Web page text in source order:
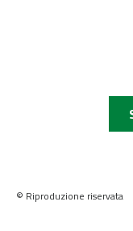
© Riproduzione riservata